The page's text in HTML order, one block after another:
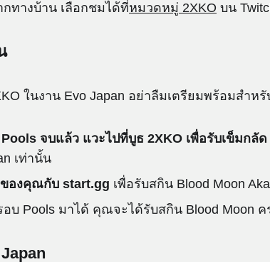
ทางบ้าน เลือกชมได้ที่หมวดหมู่ 2XKO บน
ในงาน Evo Japan อย่าลืมเตรียมพร้อมสำหรั
จบแล้ว แวะไปที่บูธ 2XKO เพื่อรับเข็มกลั
เท่านั้น
องคุณกับ start.gg เพื่อรับสกิน Blood Moon
บ Pools มาได้ คุณจะได้รับสกิน Blood Moon ค